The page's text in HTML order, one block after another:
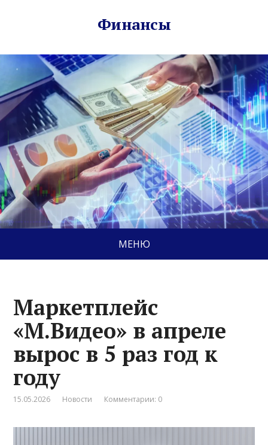
Финансы
МЕНЮ
Маркетплейс
«М.Видео» в апреле
вырос в 5 раз год к
году
15.05.2026 Новости Комментарии: 0